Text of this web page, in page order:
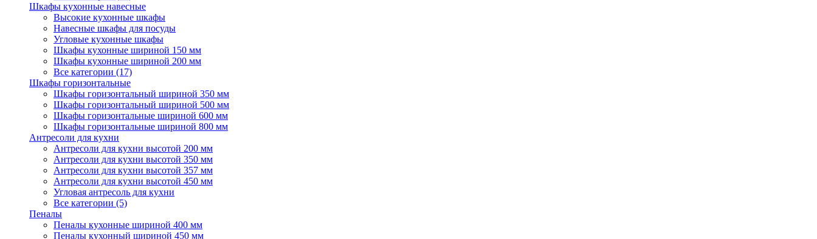
Шкафы кухонные навесные
Высокие кухонные шкафы
Навесные шкафы для посуды
Угловые кухонные шкафы
Шкафы кухонные шириной 150 мм
Шкафы кухонные шириной 200 мм
Все категории (17)
Шкафы горизонтальные
Шкафы горизонтальный шириной 350 мм
Шкафы горизонтальный шириной 500 мм
Шкафы горизонтальные шириной 600 мм
Шкафы горизонтальные шириной 800 мм
Антресоли для кухни
Антресоли для кухни высотой 200 мм
Антресоли для кухни высотой 350 мм
Антресоли для кухни высотой 357 мм
Антресоли для кухни высотой 450 мм
Угловая антресоль для кухни
Все категории (5)
Пеналы
Пеналы кухонные шириной 400 мм
Пеналы кухонный шириной 450 мм